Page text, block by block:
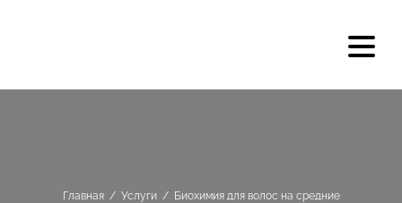
Главная/ Услуги/ Биохимия для волос на средние